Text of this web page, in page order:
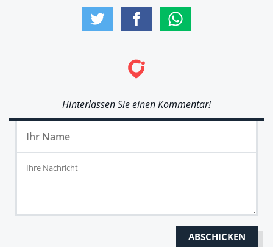
Hinterlassen Sie einen Kommentar!